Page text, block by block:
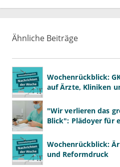
Ähnliche Beiträge
Wochenrückblick:
auf Ärzte, Kliniken
"Wir verlieren das
Blick": Plädoyer für
Wochenrückblick:
und Reformdruck